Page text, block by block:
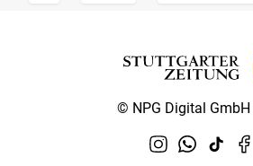
© NPG Digital